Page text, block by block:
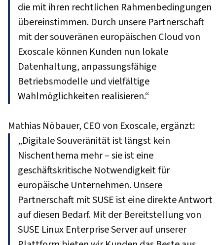
die mit ihren rechtlichen Rahmenbedingungen
übereinstimmen. Durch unsere Partnerschaft
mit der souveränen europäischen Cloud von
Exoscale können Kunden nun lokale
Datenhaltung, anpassungsfähige
Betriebsmodelle und vielfältige
Wahlmöglichkeiten realisieren.“
Mathias Nöbauer, CEO von Exoscale, ergänzt:
„Digitale Souveränität ist längst kein
Nischenthema mehr – sie ist eine
geschäftskritische Notwendigkeit für
europäische Unternehmen. Unsere
Partnerschaft mit SUSE ist eine direkte Antwort
auf diesen Bedarf. Mit der Bereitstellung von
SUSE Linux Enterprise Server auf unserer